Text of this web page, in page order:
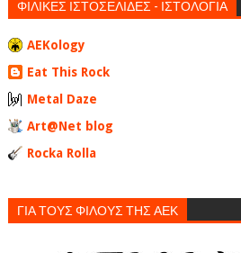
ΦΙΛΙΚΕΣ ΙΣΤΟΣΕΛΙΔΕΣ - ΙΣΤΟΛΟΓΙΑ
AEKology
Eat This Rock
Metal Daze
Art@Net blog
Rocka Rolla
ΓΙΑ ΤΟΥΣ ΦΙΛΟΥΣ ΤΗΣ ΑΕΚ